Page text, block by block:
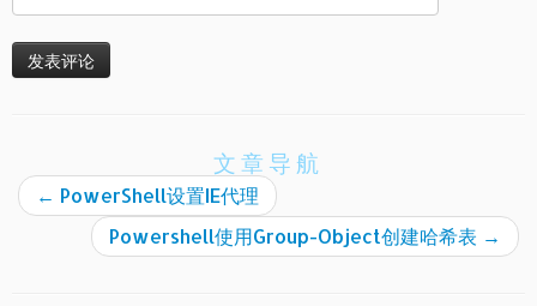
文章导航
← PowerShell设置IE代理
Powershell使用Group-Object创建哈希表 →